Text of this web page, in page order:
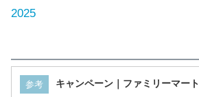
2025
参考 キャンペーン｜ファミリーマート